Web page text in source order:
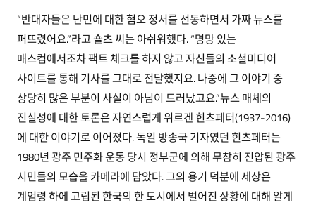
“반대자들은 난민에 대한 혐오 정서를 선동하면서 가짜 뉴스를
퍼뜨렸어요.”라고 숄츠 씨는 아쉬워했다. “명망 있는
매스컴에서조차 팩트 체크를 하지 않고 자신들의 소셜미디어
사이트를 통해 기사를 그대로 전달했지요. 나중에 그 이야기 중
상당히 많은 부분이 사실이 아님이 드러났고요.”뉴스 매체의
진실성에 대한 토론은 자연스럽게 위르겐 힌츠페터(1937-2016)
에 대한 이야기로 이어졌다. 독일 방송국 기자였던 힌츠페터는
1980년 광주 민주화 운동 당시 정부군에 의해 무참히 진압된 광주
시민들의 모습을 카메라에 담았다. 그의 용기 덕분에 세상은
계엄령 하에 고립된 한국의 한 도시에서 벌어진 상황에 대해 알게